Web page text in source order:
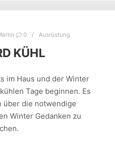
0 Ausrüstung
KÜHL
im Haus und der Winter
Tage beginnen. Es
über die notwendige
Winter Gedanken zu